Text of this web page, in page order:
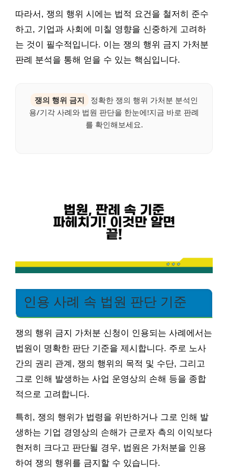
따라서, 쟁의 행위 시에는 법적 요건을 철저히 준수
하고, 기업과 사회에 미칠 영향을 신중하게 고려하
는 것이 필수적입니다. 이는 쟁의 행위 금지 가처분
판례 분석을 통해 얻을 수 있는 핵심입니다.
쟁의 행위 금지
정확한 쟁의 행위 가처분 분석인
용/기각 사례와 법원 판단을 한눈에!지금 바로 판례
를 확인해보세요.
인용 사례 속 법원 판단 기준
쟁의 행위 금지 가처분 신청이 인용되는 사례에서는
법원이 명확한 판단 기준을 제시합니다. 주로 노사
간의 권리 관계, 쟁의 행위의 목적 및 수단, 그리고
그로 인해 발생하는 사업 운영상의 손해 등을 종합
적으로 고려합니다.
특히, 쟁의 행위가 법령을 위반하거나 그로 인해 발
생하는 기업 경영상의 손해가 근로자 측의 이익보다
현저히 크다고 판단될 경우, 법원은 가처분을 인용
하여 쟁의 행위를 금지할 수 있습니다.